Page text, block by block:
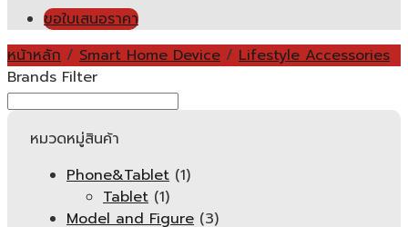
ขอใบเสนอราคา
หน้าหลัก / Smart Home Device / Lifestyle Accessories
Brands Filter
หมวดหมู่สินค้า
Phone&Tablet (1)
Tablet (1)
Model and Figure (3)